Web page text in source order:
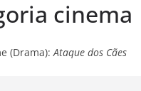
cinema
(Drama): Ataque dos Cães